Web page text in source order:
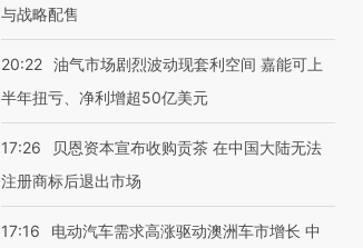
与战略配售
20:22 油气市场剧烈波动现套利空间 嘉能可上
半年扭亏、净利增超50亿美元
17:26
贝恩资本宣布收购贡茶 在中国大陆无法
注册商标后退出市场
17:16
电动汽车需求高涨驱动澳洲车市增长 中